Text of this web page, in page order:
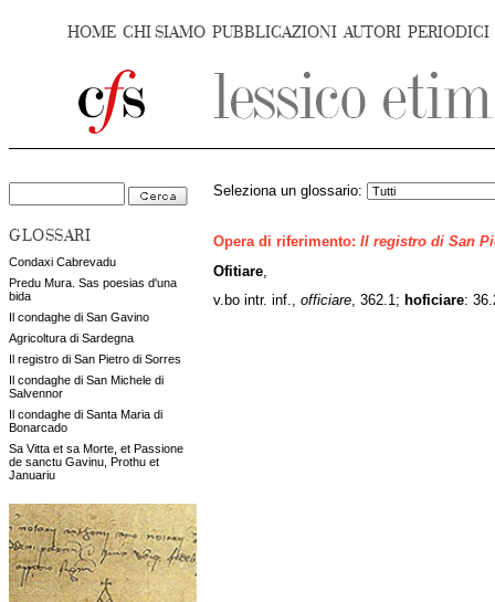
HOME CHI SIAMO PUBBLICAZIONI AUTORI PERIODICI
GLOSSARI
Condaxi Cabrevadu
Predu Mura. Sas poesias d'una
bida
Il condaghe di San Gavino
Agricoltura di Sardegna
Il registro di San Pietro di Sorres
Il condaghe di San Michele di
Salvennor
Il condaghe di Santa Maria di
Bonarcado
Sa Vitta et sa Morte, et Passione
de sanctu Gavinu, Prothu et
Januariu
Seleziona un glossario:
Opera di riferimento: Il registro di San
Ofitiare
v.bo intr. inf., officiare, 362.1; hoficiare: